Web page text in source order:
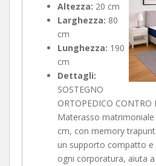
Altezza: 20 cm
Larghezza: 80
cm
Lunghezza: 190
cm
Dettagli:
SOSTEGNO
ORTOPEDICO CONTRO
Materasso
cm, con memory
un supporto compatto e
ogni corporatura, aiuta